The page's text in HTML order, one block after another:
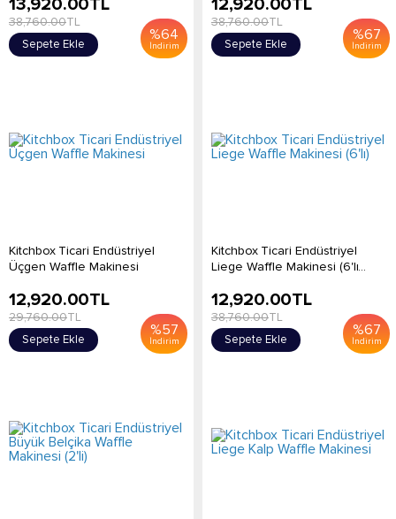
%64
İndirim
13,920.00TL
38,760.00TL
Sepete Ekle
%67
İndirim
12,920.00TL
38,760.00TL
Sepete Ekle
Kitchbox Ticari Endüstriyel
Üçgen Waffle Makinesi
%57
İndirim
12,920.00TL
29,760.00TL
Sepete Ekle
Kitchbox Ticari Endüstriyel
Liege Waffle Makinesi (6'lı...
%67
İndirim
12,920.00TL
38,760.00TL
Sepete Ekle